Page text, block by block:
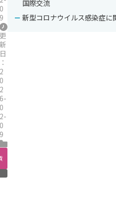
0
9
更
新
日
：
2
0
2
6-
0
2-
0
9
国際交流
新型コロナウイルス感染症に